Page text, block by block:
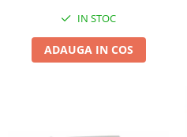
Suporti si placi prindere
IN STOC
ADAUGA IN COS